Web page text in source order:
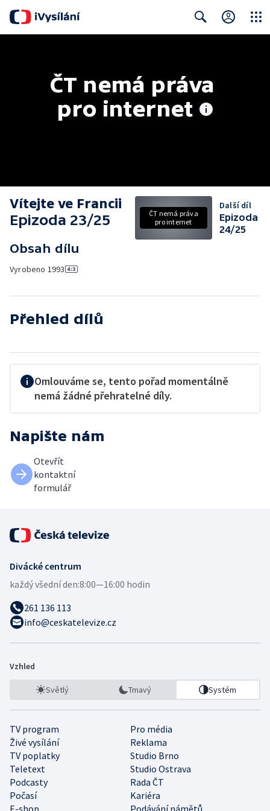
ČT nemá práva
pro internet
Vítejte ve Francii
Epizoda 23/25
Obsah dílu
Vyrobeno 1993
ČT nemá práva
pro internet
Další díl
Epizoda
24/25
Přehled dílů
Omlouváme se, tento pořad momentálně
nemá žádné přehratelné díly.
Napište nám
Otevřít
kontaktní
formulář
Divácké centrum
každý všední den:8:00—16:00 hodin
261 136 113
info@ceskatelevize.cz
Vzhled
Světlý Tmavý Systém
TV program
Pro média
Živé vysílání
Reklama
TV poplatky
Studio Brno
Teletext
Studio Ostrava
Podcasty
Rada ČT
Počasí
Kariéra
E-shop
Podávání námětů